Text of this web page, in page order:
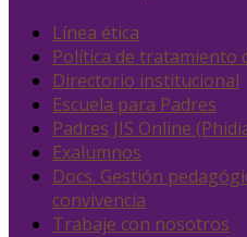
Línea ética
Política de tratamiento
Directorio institucional
Escuela para Padres
Padres JIS Online
Exalumnos
Docs. Gestión
convivencia
Trabaje con nosotros